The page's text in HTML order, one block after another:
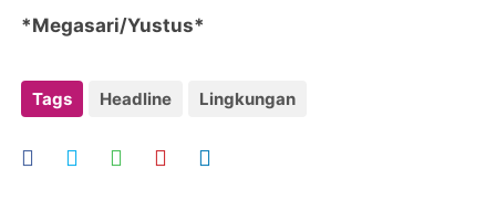
*Megasari/Yustus*
Tags Headline Lingkungan